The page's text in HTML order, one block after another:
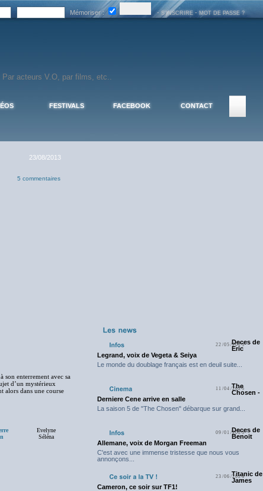
Mémoriser : -S'INSCRIRE -MOT DE PASSE ?
FESTIVALS FACEBOOK CONTACT
23/08/2013
5 commentaires
son enterrement avec sa
d’un mystérieux
alors dans une course
Evelyne
Séléna
22/05/2025Deces de
Eric
Legrand, voix de Vegeta & Seiya
Le monde du doublage français est en deuil suite...
11/04/2025
The
Chosen -
Derniere Cene arrive en salle
La saison 5 de "The Chosen" débarque sur grand...
09/01/2025Deces de
Benoit
Allemane, voix de Morgan Freeman
C'est avec une immense tristesse que nous vous
annonçons...
23/06/2024Titanic de
James
Cameron, ce soir sur TF1!